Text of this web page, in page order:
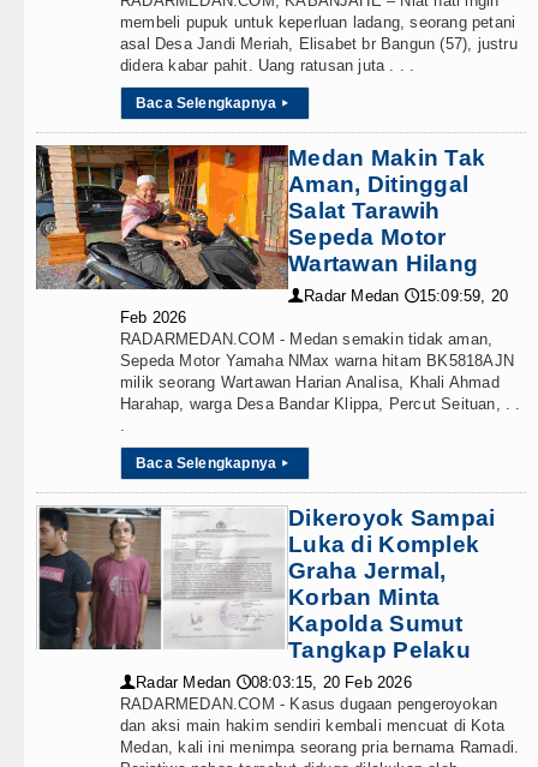
membeli pupuk untuk keperluan ladang, seorang petani
asal Desa Jandi Meriah, Elisabet br Bangun (57), justru
didera kabar pahit. Uang ratusan juta . . .
Baca Selengkapnya ▸
Medan Makin Tak
Aman, Ditinggal
Salat Tarawih
Sepeda Motor
Wartawan Hilang
👤 Radar Medan 🕔15:09:59, 20
Feb 2026
RADARMEDAN.COM - Medan semakin tidak aman,
Sepeda Motor Yamaha NMax warna hitam BK5818AJN
milik seorang Wartawan Harian Analisa, Khali Ahmad
Harahap, warga Desa Bandar Klippa, Percut Seituan, . .
.
Baca Selengkapnya ▸
Dikeroyok Sampai
Luka di Komplek
Graha Jermal,
Korban Minta
Kapolda Sumut
Tangkap Pelaku
👤 Radar Medan 🕔08:03:15, 20 Feb 2026
RADARMEDAN.COM - Kasus dugaan pengeroyokan
dan aksi main hakim sendiri kembali mencuat di Kota
Medan, kali ini menimpa seorang pria bernama Ramadi.